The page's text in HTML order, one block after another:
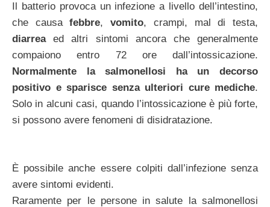
Il batterio provoca un infezione a livello dell’intestino,
che causafebbre,vomito, crampi, mal di testa,
diarreaed altri sintomi ancora che generalmente
compaiono entro 72 ore dall’intossicazione.
Normalmente la salmonellosi ha un decorso
positivo e sparisce senza ulteriori cure mediche.
Solo in alcuni casi, quando l’intossicazione è più forte,
si possono avere fenomeni di disidratazione.
È possibile anche essere colpiti dall’infezione senza
avere sintomi evidenti.
Raramente per le persone in salute la salmonellosi